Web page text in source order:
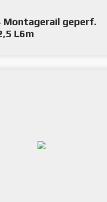
Montagerail geperf.
L6m